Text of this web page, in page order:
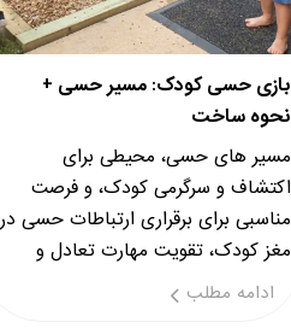
بازی حسی کودک: مسیر حسی +
نحوه ساخت
مسیر های حسی، محیطی برای
اکتشاف و سرگرمی کودک، و فرصت
مناسبی برای برقراری ارتباطات حسی در
مغز کودک، تقویت مهارت تعادل و
آگاهی فضایی و تقویت حواس ایجاد
ادامه مطلب